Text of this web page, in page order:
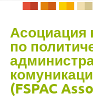
Асоциация
по
(FSPAC